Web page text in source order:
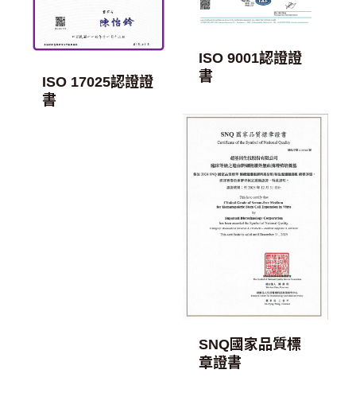
ISO 9001認證證
書
ISO 17025認證證
書
SNQ國家品質標
章證書